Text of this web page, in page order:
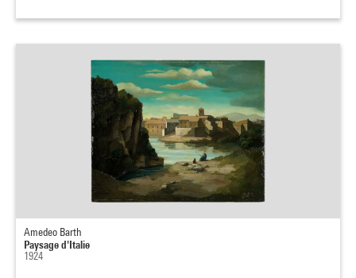
Amedeo Barth
Paysage d'Italie
1924